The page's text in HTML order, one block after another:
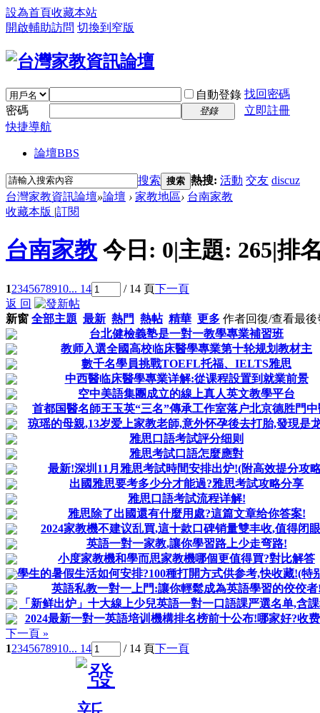
設為首頁收藏本站
開啟輔助訪問 切換到窄版
自動登錄 找回密碼
密碼
登錄
立即註冊
快捷導航
論壇BBS
搜索 搜索 熱搜: 活動 交友 discuz
台灣家教資訊論壇»論壇 › 家教地區› 台南家教
收藏本版 |訂閱
台南家教 今日: 0|主題: 265|排
12345678910... 14 / 14 頁下一頁
返 回
新窗 全部主題 最新 熱門 熱帖 精華 更多 作者回復/查看最後
台北健檢義塾是一對一教學專業補習班
教师入選全國高校临床醫學專業第十轮规划教材主
數千名學員挑戰TOEFL托福、IELTS雅思
中西醫临床醫學專業详解:從课程設置到就業前景
空中美語集團成立的線上真人英文教學平台
首都国醫名師王玉英“三名”傳承工作室落户北京德胜門
琼瑶的母親,13岁爱上家教老師,意外怀孕後去打胎,發現是
雅思口語考試評分细则
雅思考試口語怎麼應對
最新!深圳11月雅思考試時間安排出炉!(附高效提分攻
出國雅思要考多少分才能過?雅思考試攻略分享
雅思口語考試流程详解!
雅思除了出國還有什麼用處?這篇文章给你答案!
2024家教機不建议乱買,這十款口碑销量雙丰收,值得闭
英語一對一家教,讓你學習路上少走弯路!
小度家教機和學而思家教機哪個更值得買?對比解答
學生的暑假生活如何安排?100種打開方式供参考,快收藏!(特
英語私教一對一上門:讓你輕鬆成為英語學習的佼佼
「新鲜出炉」十大線上少兒英語一對一口語課严選名单,含
2024最新一對一英語培训機構排名榜前十公布!哪家好?收
下一頁 »
12345678910... 14 / 14 頁下一頁